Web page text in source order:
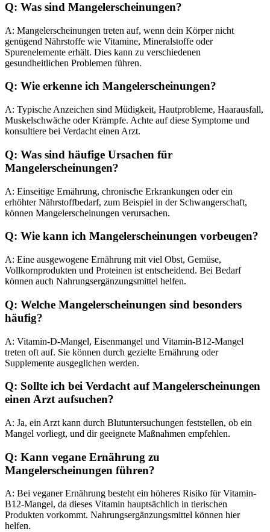
Q: Was sind Mangelerscheinungen?
A: Mangelerscheinungen treten auf, wenn dein Körper nicht
genügend Nährstoffe wie Vitamine, Mineralstoffe oder
Spurenelemente erhält. Dies kann zu verschiedenen
gesundheitlichen Problemen führen.
Q: Wie erkenne ich Mangelerscheinungen?
A: Typische Anzeichen sind Müdigkeit, Hautprobleme, Haarausfall,
Muskelschwäche oder Krämpfe. Achte auf diese Symptome und
konsultiere bei Verdacht einen Arzt.
Q: Was sind häufige Ursachen für
Mangelerscheinungen?
A: Einseitige Ernährung, chronische Erkrankungen oder ein
erhöhter Nährstoffbedarf, zum Beispiel in der Schwangerschaft,
können Mangelerscheinungen verursachen.
Q: Wie kann ich Mangelerscheinungen vorbeugen?
A: Eine ausgewogene Ernährung mit viel Obst, Gemüse,
Vollkornprodukten und Proteinen ist entscheidend. Bei Bedarf
können auch Nahrungsergänzungsmittel helfen.
Q: Welche Mangelerscheinungen sind besonders
häufig?
A: Vitamin-D-Mangel, Eisenmangel und Vitamin-B12-Mangel
treten oft auf. Sie können durch gezielte Ernährung oder
Supplemente ausgeglichen werden.
Q: Sollte ich bei Verdacht auf Mangelerscheinungen
einen Arzt aufsuchen?
A: Ja, ein Arzt kann durch Blutuntersuchungen feststellen, ob ein
Mangel vorliegt, und dir geeignete Maßnahmen empfehlen.
Q: Kann vegane Ernährung zu
Mangelerscheinungen führen?
A: Bei veganer Ernährung besteht ein höheres Risiko für Vitamin-
B12-Mangel, da dieses Vitamin hauptsächlich in tierischen
Produkten vorkommt. Nahrungsergänzungsmittel können hier
helfen.